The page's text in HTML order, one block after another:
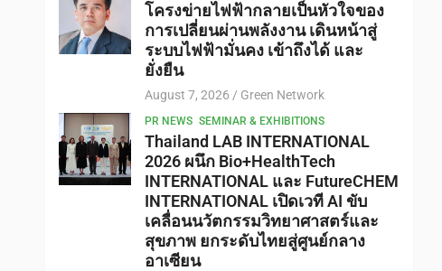
โครงข่ายไฟฟ้ากลายเป็นหัวใจของ
การเปลี่ยนผ่านพลังงาน เดินหน้าสู่
ระบบไฟฟ้ามั่นคง เข้าถึงได้ และ
ยั่งยืน
August 7, 2026 Green Network
PR NEWS SEMINAR & EXHIBITIONS
Thailand LAB INTERNATIONAL
2026 ผนึก Bio+HealthTech
INTERNATIONAL และ FutureCHEM
INTERNATIONAL เปิดเวที AI ขับ
เคลื่อนนวัตกรรมวิทยาศาสตร์และ
สุขภาพ ยกระดับไทยสู่ศูนย์กลาง
อาเซียน